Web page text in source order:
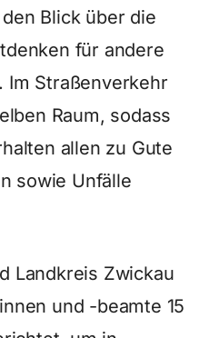
Blick über die
für andere
Im Straßenverkehr
Raum, sodass
allen zu Gute
sowie Unfälle
Landkreis Zwickau
und -beamte 15